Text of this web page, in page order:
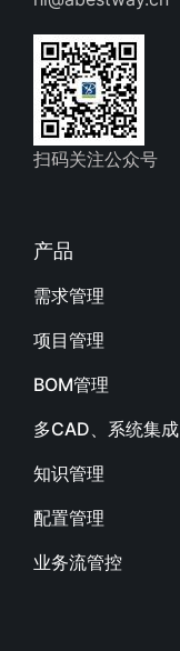
扫码关注公众号
产品
需求管理
项目管理
BOM管理
多CAD、系统集成
知识管理
配置管理
业务流管控